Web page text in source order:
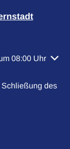
08:00 Uhr
des